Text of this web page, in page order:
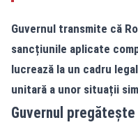
Guvernul transmite că
sancțiunile aplicate
lucrează la un cadru
unitară a unor situații
Guvernul